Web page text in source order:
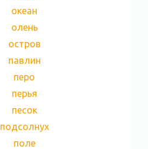
океан
олень
остров
павлин
перо
перья
песок
подсолнух
поле